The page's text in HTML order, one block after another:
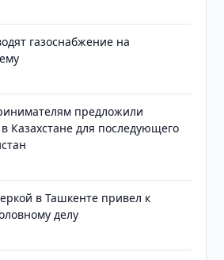
газоснабжение на
предложили
Казахстане для последующего
в Ташкенте привел к
делу